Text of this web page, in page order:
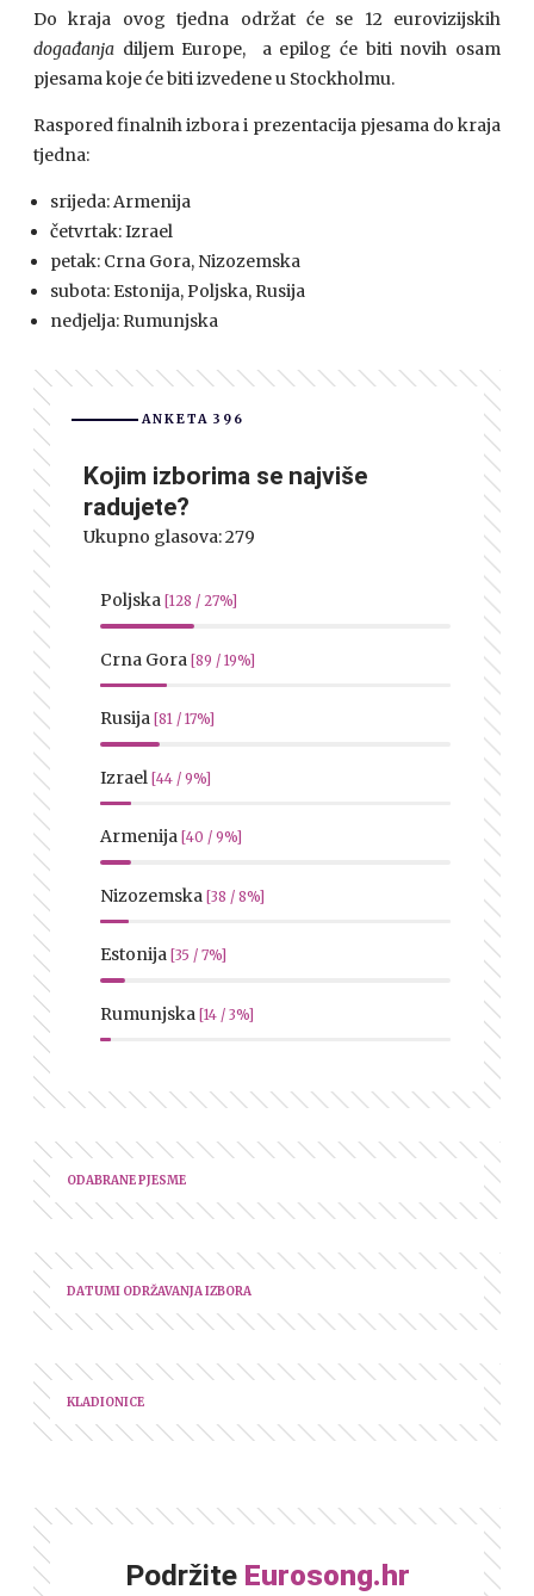
Do kraja ovog tjedna održat će se 12 eurovizijskih
događanja diljem Europe, a epilog će biti novih osam
pjesama koje će biti izvedene u Stockholmu.
Raspored finalnih izbora i prezentacija pjesama do kraja
tjedna:
srijeda: Armenija
četvrtak: Izrael
petak: Crna Gora, Nizozemska
subota: Estonija, Poljska, Rusija
nedjelja: Rumunjska
ANKETA 396
Kojim izborima se najviše
radujete?
Ukupno glasova:279
Poljska [128 / 27%]
Crna Gora [89 / 19%]
Rusija [81 / 17%]
Izrael [44 / 9%]
Armenija [40 / 9%]
Nizozemska [38 / 8%]
Estonija [35 / 7%]
Rumunjska [14 / 3%]
ODABRANE PJESME
DATUMI ODRŽAVANJA IZBORA
KLADIONICE
Podržite Eurosong.hr